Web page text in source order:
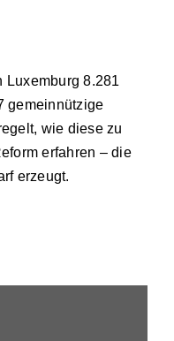
Luxemburg 8.281
gemeinnützige
wie diese zu
erfahren – die
erzeugt.